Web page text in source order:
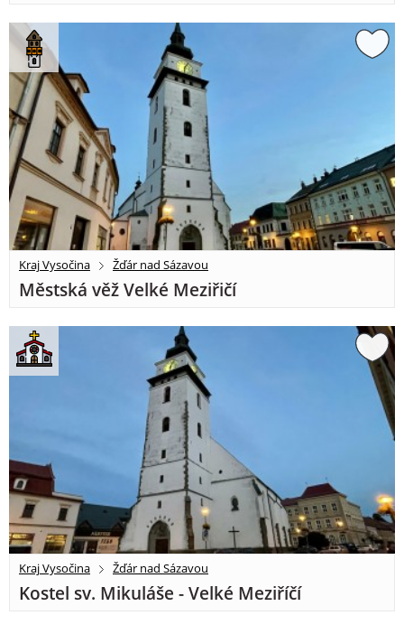
Kraj Vysočina Žďár nad Sázavou
Městská věž Velké Meziřičí
Kraj Vysočina Žďár nad Sázavou
Kostel sv. Mikuláše - Velké Meziříčí